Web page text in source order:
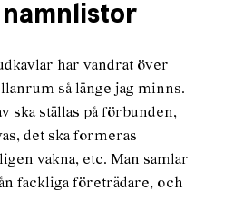
har vandrat över
så länge jag minns.
ska ställas på förbunden,
det ska formeras
vakna, etc. Man samlar
fackliga företrädare, och